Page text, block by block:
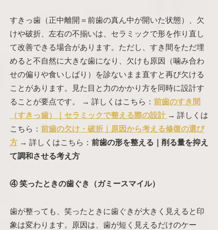
すきっ歯（正中離開＝前歯の真ん中が開いた状態）、欠
けや破折、左右の不揃いは、セラミックで形を作り直し
て改善できる場合があります。ただし、すき間をただ埋
めると不自然に大きな歯になり、欠けも原因（噛み合わ
せの偏りや食いしばり）を診ないまま直すと再び欠ける
ことがあります。見た目と力のかかり方を同時に設計す
ることが要点です。 → 詳しくはこちら： 前歯のすき間
（すきっ歯）｜セラミックで整える際の設計 → 詳しくは
こちら： 前歯の欠け・破折｜原因から考える修復の選び
方 → 詳しくはこちら： 前歯の形を整える｜削る量を抑え
て調和させる考え方
④ 笑ったときの歯ぐき（ガミースマイル）
歯が整っても、笑ったときに歯ぐきが大きく見えると印
象は変わります。原因は、歯が短く見えるだけのケー